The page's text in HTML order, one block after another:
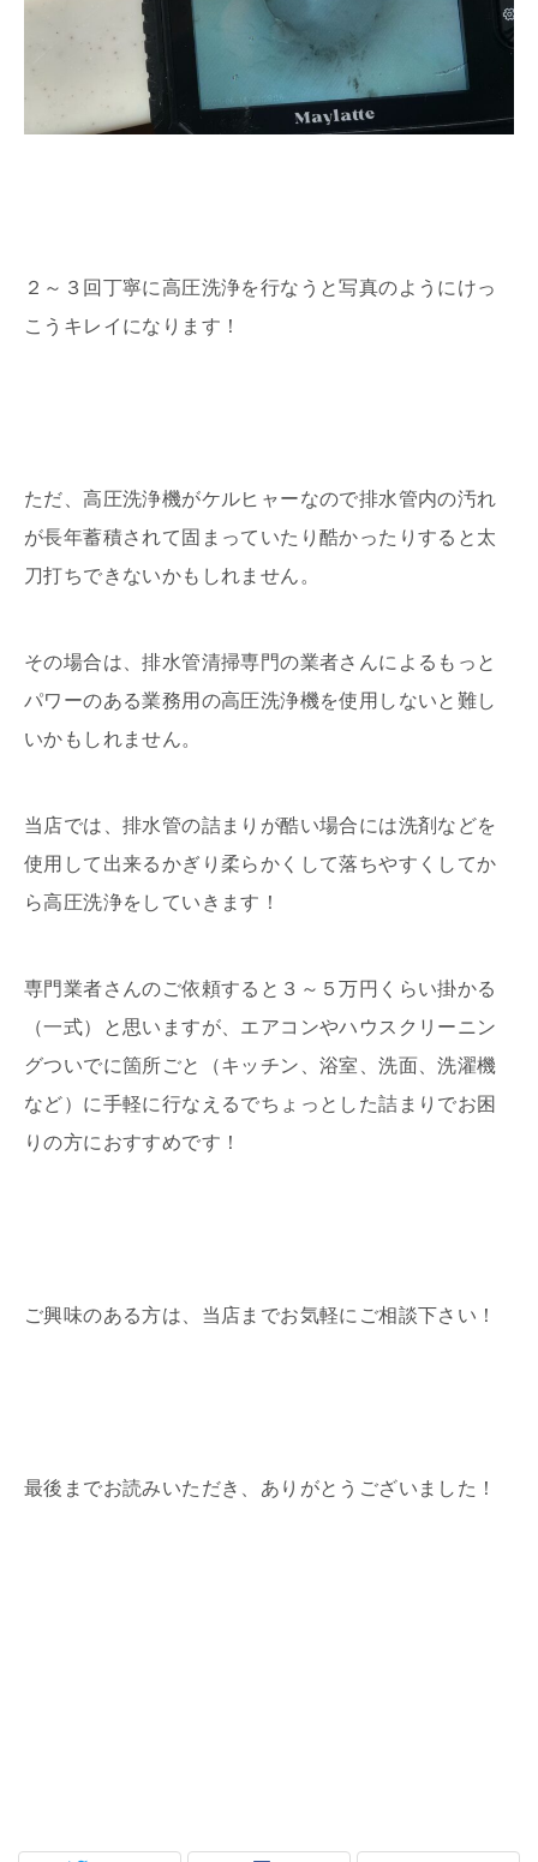
２～３回丁寧に高圧洗浄を行なうと写真のようにけっ
こうキレイになります！
ただ、高圧洗浄機がケルヒャーなので排水管内の汚れ
が長年蓄積されて固まっていたり酷かったりすると太
刀打ちできないかもしれません。
その場合は、排水管清掃専門の業者さんによるもっと
パワーのある業務用の高圧洗浄機を使用しないと難し
いかもしれません。
当店では、排水管の詰まりが酷い場合には洗剤などを
使用して出来るかぎり柔らかくして落ちやすくしてか
ら高圧洗浄をしていきます！
専門業者さんのご依頼すると３～５万円くらい掛かる
（一式）と思いますが、エアコンやハウスクリーニン
グついでに箇所ごと（キッチン、浴室、洗面、洗濯機
など）に手軽に行なえるでちょっとした詰まりでお困
りの方におすすめです！
ご興味のある方は、当店までお気軽にご相談下さい！
最後までお読みいただき、ありがとうございました！